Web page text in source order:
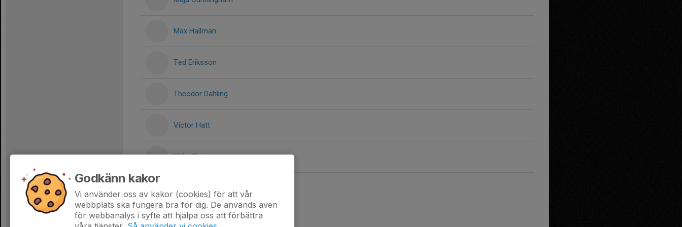
Max Hallman
Ted Eriksson
Theodor Dahling
Victor Hatt
Vidar Kaiser
Godkänn kakor
Vi använder oss av kakor (cookies) för att vår
webbplats ska fungera bra för dig. De används även
för webbanalys i syfte att hjälpa oss att förbättra